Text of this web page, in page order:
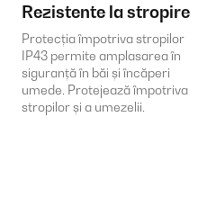
Rezistente la stropire
Protecția împotriva stropilor
IP43 permite amplasarea în
siguranță în băi și încăperi
umede. Protejează împotriva
stropilor și a umezelii.